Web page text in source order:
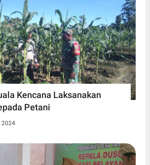
Kencana Laksanakan
Petani
2024